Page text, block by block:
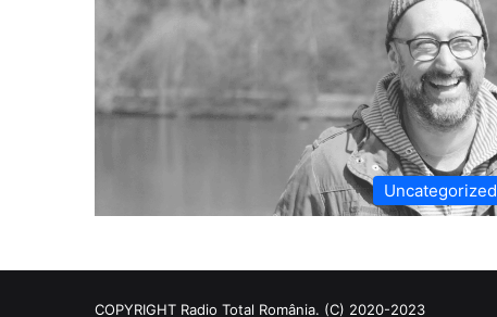
Uncategorized
COPYRIGHT Radio Total România. (C) 2020-2023